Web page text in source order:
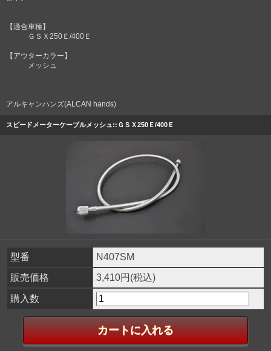
【適合車種】
ＧＳＸ250Ｅ/400Ｅ
【アウターカラー】
メッシュ
アルキャンハンズ(ALCAN hands)
スピードメーターケーブルメッシュ::ＧＳＸ250Ｅ/400Ｅ
型番
N407SM
販売価格
3,410円(税込)
購入数